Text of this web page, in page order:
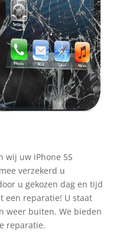
wij uw iPhone 5S
verzekerd u
u gekozen dag en tijd
een reparatie! U staat
weer buiten. We bieden
reparatie.